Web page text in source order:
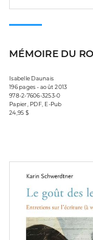
MÉMOIRE DU
Isabelle Daunais
196 pages • août 2013
978-2-7606-3253-0
Papier, PDF, E-Pub
24,95 $